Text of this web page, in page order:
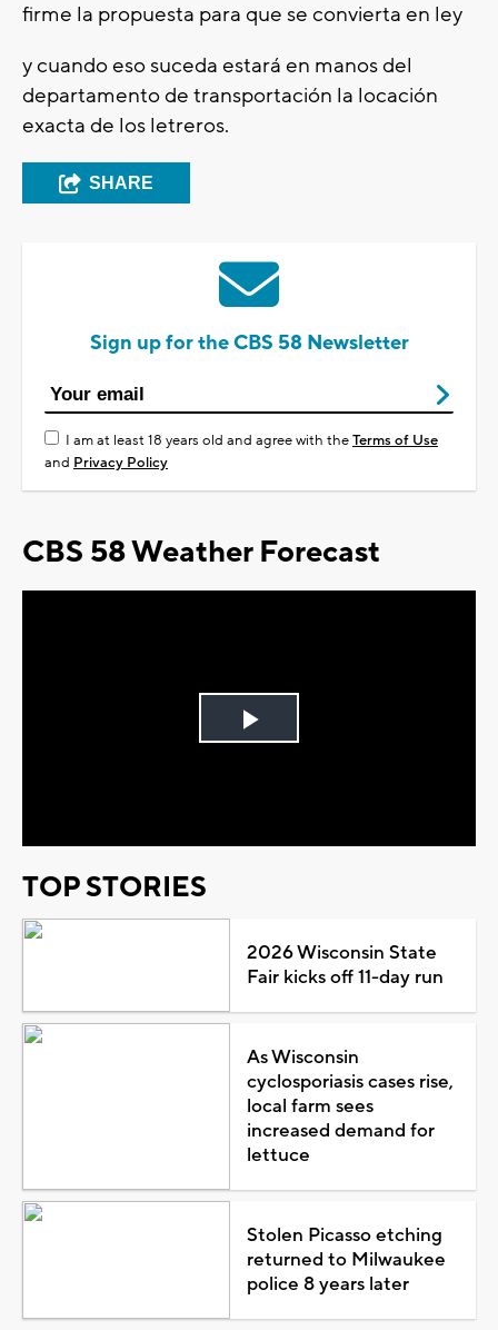
firme la propuesta para que se convierta en ley
y cuando eso suceda estará en manos del
departamento de transportación la locación
exacta de los letreros.
SHARE
Sign up for the CBS 58 Newsletter
I am at least 18 years old and agree with theTerms of Use
and Privacy Policy
CBS 58 Weather Forecast
Play
TOP STORIES
2026 Wisconsin State
Fair kicks off 11-day run
As Wisconsin
cyclosporiasis cases rise,
local farm sees
increased demand for
lettuce
Stolen Picasso etching
returned to Milwaukee
police 8 years later